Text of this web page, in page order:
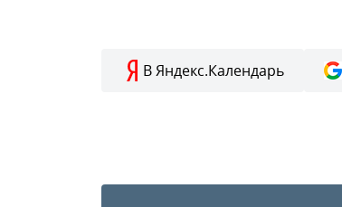
В Яндекс.Календарь